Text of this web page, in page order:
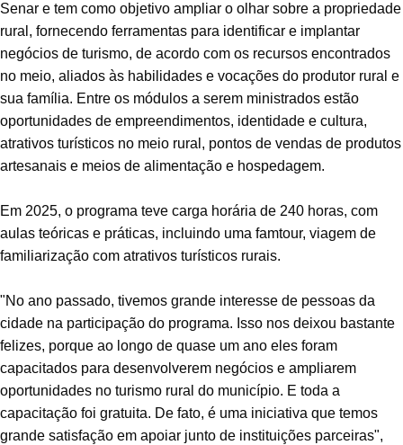
Senar e tem como objetivo ampliar o olhar sobre a propriedade
rural, fornecendo ferramentas para identificar e implantar
negócios de turismo, de acordo com os recursos encontrados
no meio, aliados às habilidades e vocações do produtor rural e
sua família. Entre os módulos a serem ministrados estão
oportunidades de empreendimentos, identidade e cultura,
atrativos turísticos no meio rural, pontos de vendas de produtos
artesanais e meios de alimentação e hospedagem.
Em 2025, o programa teve carga horária de 240 horas, com
aulas teóricas e práticas, incluindo uma famtour, viagem de
familiarização com atrativos turísticos rurais.
"No ano passado, tivemos grande interesse de pessoas da
cidade na participação do programa. Isso nos deixou bastante
felizes, porque ao longo de quase um ano eles foram
capacitados para desenvolverem negócios e ampliarem
oportunidades no turismo rural do município. E toda a
capacitação foi gratuita. De fato, é uma iniciativa que temos
grande satisfação em apoiar junto de instituições parceiras",